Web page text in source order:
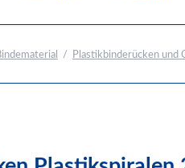
Plastikbinderücken und